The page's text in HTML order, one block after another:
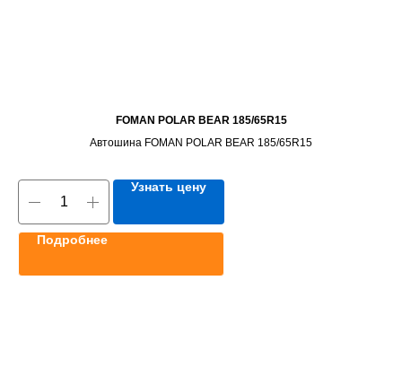
FOMAN POLAR BEAR 185/65R15
Автошина FOMAN POLAR BEAR 185/65R15
Узнать цену
Подробнее